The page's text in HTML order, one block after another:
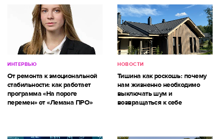
ИНТЕРВЬЮ
От ремонта к эмоциональной
стабильности: как работает
программа «На пороге
перемен» от «Лемана ПРО»
НОВОСТИ
Тишина как роскошь: почему
нам жизненно необходимо
выключать шум и
возвращаться к себе